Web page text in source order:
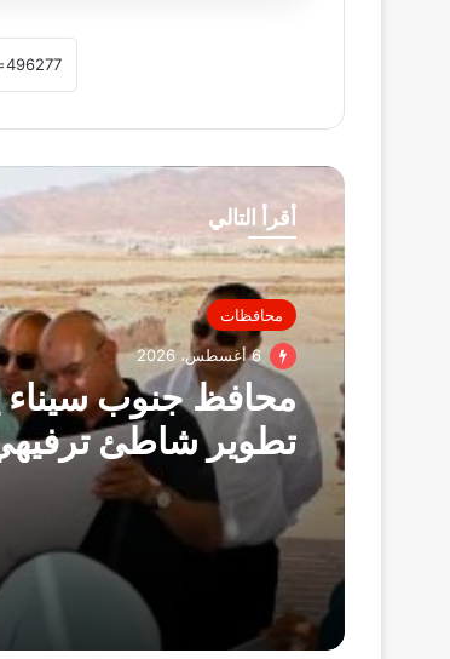
أقرأ التالي
محافظات
6 أغسطس، 2026
محافظ جنوب سيناء
تطوير شاطئ
اللاجون في دهب